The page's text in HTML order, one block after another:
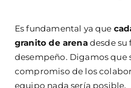
Es fundamental ya que
granito de arenadesde su
desempeño. Digamos que
compromiso de los
equipo nada sería posible.